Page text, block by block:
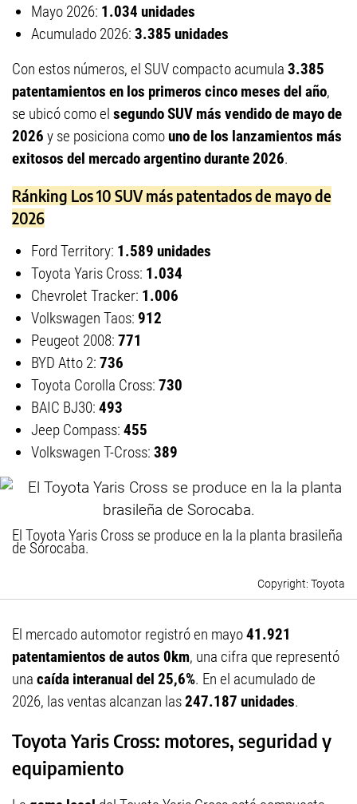
Mayo 2026: 1.034 unidades
Acumulado 2026: 3.385 unidades
Con estos números, el SUV compacto acumula 3.385
patentamientos en los primeros cinco meses del año,
se ubicó como el segundo SUV más vendido de mayo de
2026 y se posiciona comouno de los lanzamientos más
exitosos del mercado argentino durante 2026.
Ránking Los 10 SUV más patentados de mayo de
2026
Ford Territory: 1.589 unidades
Toyota Yaris Cross: 1.034
Chevrolet Tracker: 1.006
Volkswagen Taos: 912
Peugeot 2008: 771
BYD Atto 2: 736
Toyota Corolla Cross: 730
BAIC BJ30: 493
Jeep Compass: 455
Volkswagen T-Cross: 389
El Toyota Yaris Cross se produce en la la planta brasileña
de Sorocaba.
Toyota
El mercado automotor registró en mayo41.921
patentamientos de autos 0km, una cifra que representó
una caída interanual del 25,6%. En el acumulado de
2026, las ventas alcanzan las247.187 unidades.
Toyota Yaris Cross: motores, seguridad y
equipamiento